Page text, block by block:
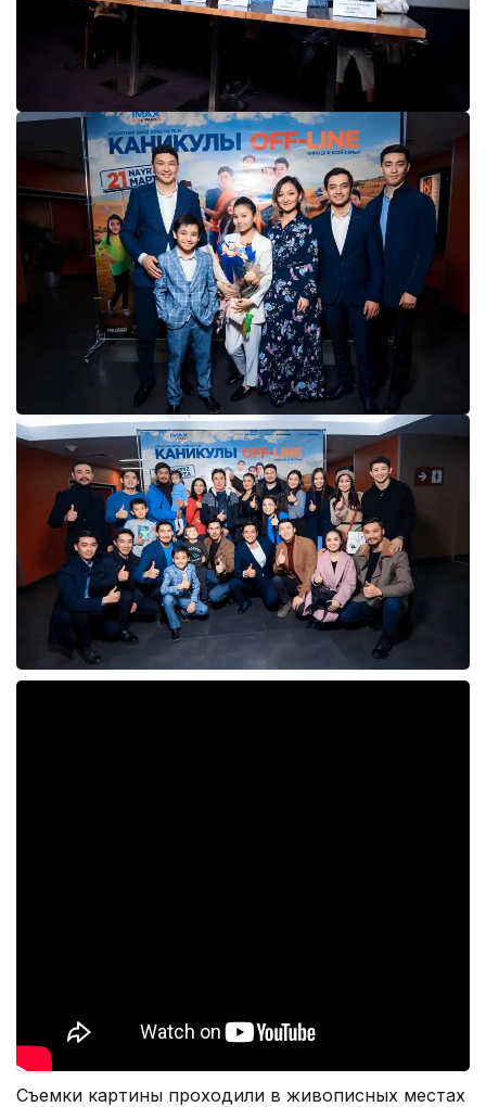
Съемки картины проходили в живописных местах